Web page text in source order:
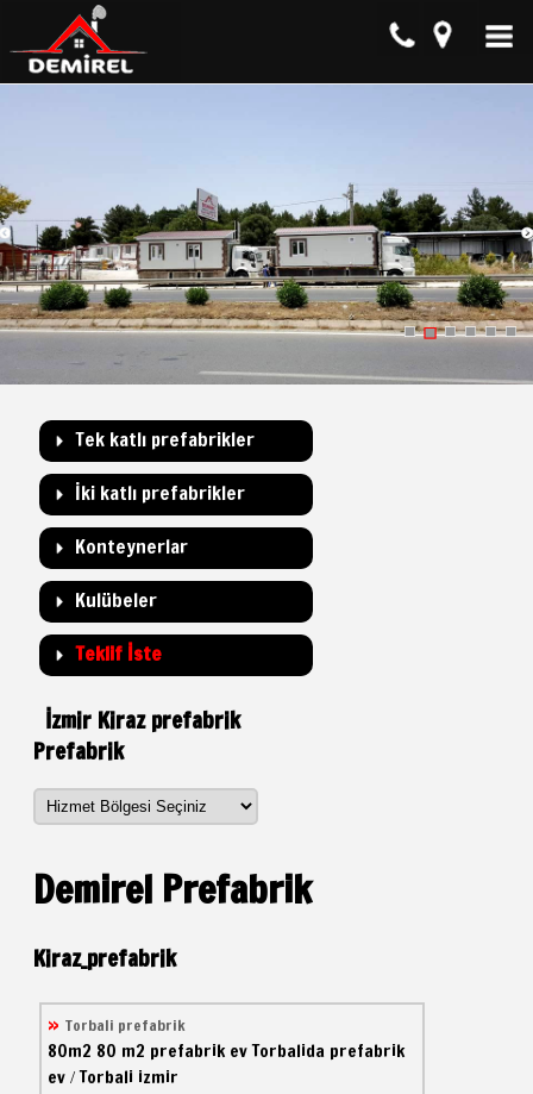
Tek katlı prefabrikler
İki katlı prefabrikler
Konteynerlar
Kulübeler
Teklif İste
İzmir Kiraz prefabrik
Prefabrik
Demirel Prefabrik
Kiraz_prefabrik
Torbali prefabrik
80m2 80 m2 prefabrik evTorbalida prefabrik
ev/Torbali izmir